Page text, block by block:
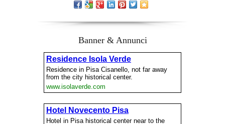
Banner & Annunci